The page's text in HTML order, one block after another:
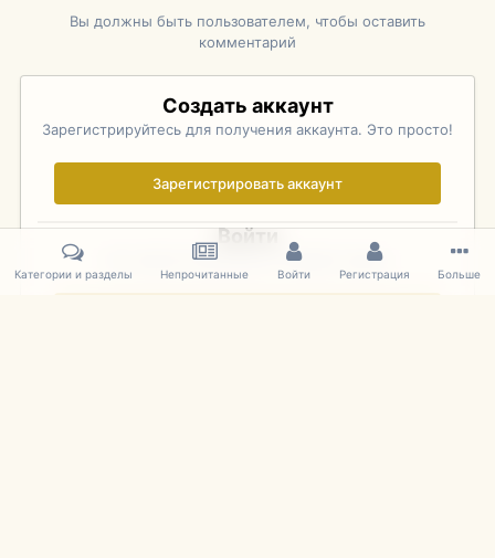
Вы должны быть пользователем, чтобы оставить
комментарий
Создать аккаунт
Зарегистрируйтесь для получения аккаунта. Это просто!
Зарегистрировать аккаунт
Войти
Уже зарегистрированы? Войдите здесь.
Категории и разделы Непрочитанные Войти Регистрация Больше